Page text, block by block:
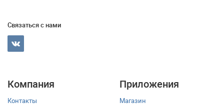
Связаться с нами
Компания
Контакты
Приложения
Магазин